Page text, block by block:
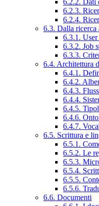
6.2.2. Dati
6.2.3.
6.2.4.
6.3. Dalla ricerca
6.3.1.
6.3.2. Job
6.3.3.
6.4. Architettura
6.4.1.
6.4.2.
6.4.3.
6.4.4.
6.4.5.
6.4.6.
6.4.7.
6.5. Scrittura e
6.5.1.
6.5.2. Le
6.5.3.
6.5.4.
6.5.5.
6.5.6.
6.6. Documenti